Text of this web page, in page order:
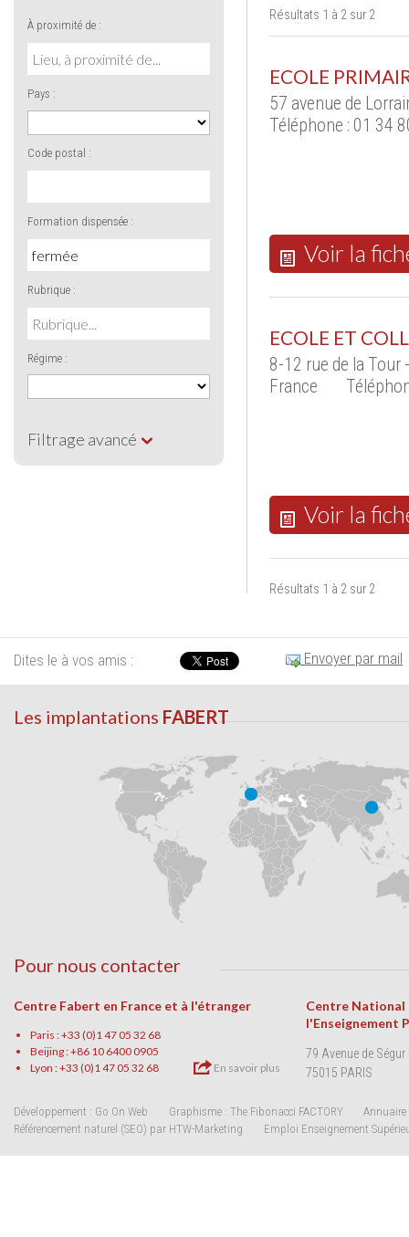
À proximité de :
Pays :
Code postal :
Formation dispensée :
Rubrique :
Régime :
Filtrage avancé
Résultats 1 à 2 sur 2
ECOLE
57 avenue de
Téléphone : 01 34
Voir la
ECOLE ET
8-12 rue de la Tour
France
Voir la
Résultats 1 à 2 sur 2
Dites le à vos amis : Envoyer par mail
Les implantations FABERT
Pour nous contacter
Centre Fabert en France et à l'étranger
Paris : +33 (0)1 47 05 32 68
Beijing : +86 10 6400 0905
Lyon : +33 (0)1 47 05 32 68
En savoir plus
Centre National
l'Enseignement
79 Avenue de Ségur
75015 PARIS
Développement : Go On Web Graphisme : The Fibonacci FACTORY
Annuaire
Référencement naturel (SEO) par HTW-Marketing
Emploi Enseignement